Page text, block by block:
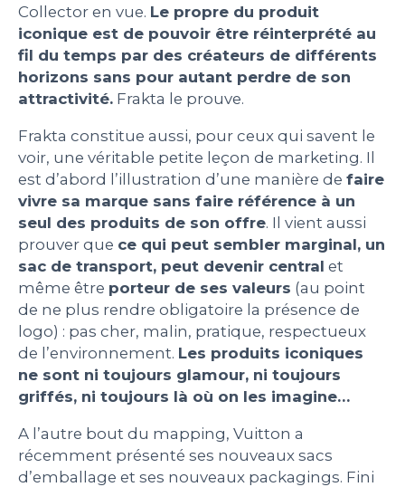
Collector en vue. Le propre du produit
iconique est de pouvoir être réinterprété au
fil du temps par des créateurs de différents
horizons sans pour autant perdre de son
attractivité. Frakta le prouve.
Frakta constitue aussi, pour ceux qui savent le
voir, une véritable petite leçon de marketing. Il
est d’abord l’illustration d’une manière de faire
vivre sa marque sans faire référence à un
seul des produits de son offre. Il vient aussi
prouver que ce qui peut sembler marginal, un
sac de transport, peut devenir central et
même être porteur de ses valeurs (au point
de ne plus rendre obligatoire la présence de
logo) : pas cher, malin, pratique, respectueux
de l’environnement. Les produits iconiques
ne sont ni toujours glamour, ni toujours
griffés, ni toujours là où on les imagine…
A l’autre bout du mapping, Vuitton a
récemment présenté ses nouveaux sacs
d’emballage et ses nouveaux packagings. Fini